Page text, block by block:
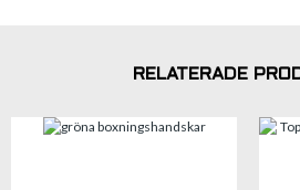
RELATERADE